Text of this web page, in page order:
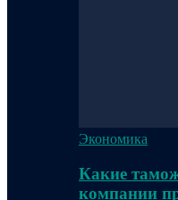
Экономика
Какие
компании